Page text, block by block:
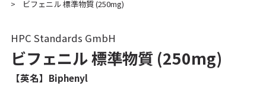
> ビフェニル 標準物質 (250mg)
HPC Standards GmbH
ビフェニル 標準物質 (250mg)
【英名】Biphenyl